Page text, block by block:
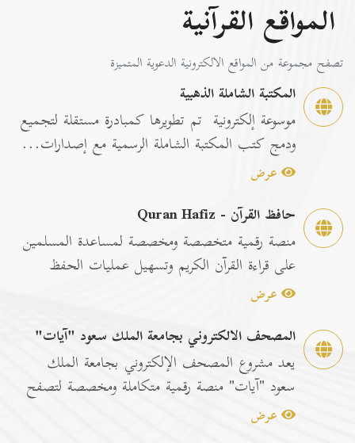
المواقع القرآنية
تصفح مجموعة من المواقع الالكترونية الدعوية المتميزة
المكتبة الشاملة الذهبية
موسوعة إلكترونية تم تطويرها كمبادرة مستقلة لتجميع
ودمج كتب المكتبة الشاملة الرسمية مع إصدارات...
عرض
حافظ القرآن - Quran Hafiz
منصة رقمية متخصصة ومخصصة لمساعدة المسلمين
على قراءة القرآن الكريم وتسهيل عمليات الحفظ
والمراجعة عبر...
عرض
المصحف الالكتروني بجامعة الملك سعود "آيات"
يعد مشروع المصحف الإلكتروني بجامعة الملك
سعود "آيات" منصة رقمية متكاملة ومخصصة لتصفح
وقراءة القرآن ا...
عرض